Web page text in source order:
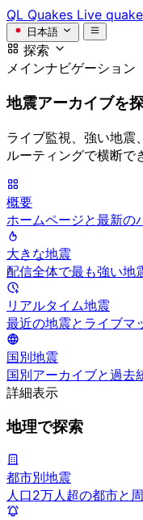
QL Quakes Live
日本語
探索
メインナビゲーション
地震アーカイブを
ライブ監視、強い地震
ルーティングで横断で
概要
ホームページと最新の
大きな地震
配信全体で最も強い地
リアルタイム地震
最近の地震とライブマ
国別地震
国別アーカイブと過去
詳細表示
地理で探索
都市別地震
人口2万人超の都市と